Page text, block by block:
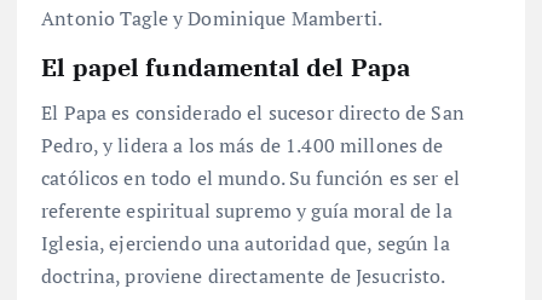
Antonio Tagle y Dominique Mamberti.
El papel fundamental del Papa
El Papa es considerado el sucesor directo de San
Pedro, y lidera a los más de 1.400 millones de
católicos en todo el mundo. Su función es ser el
referente espiritual supremo y guía moral de la
Iglesia, ejerciendo una autoridad que, según la
doctrina, proviene directamente de Jesucristo.